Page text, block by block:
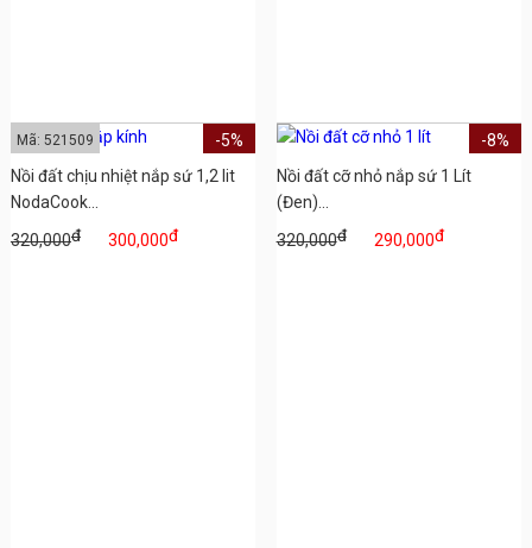
Nồi đất chịu nhiệt nắp sứ 1,2 lit
NodaCook...
320,000đ 300,000đ
-5%
Mã: 521509
Nồi đất cỡ nhỏ nắp sứ 1 Lít
(Đen)...
320,000đ 290,000đ
-8%